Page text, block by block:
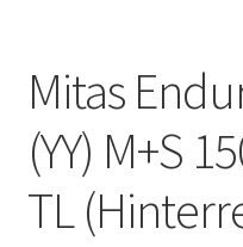
Mitas
(YY) M+S
TL